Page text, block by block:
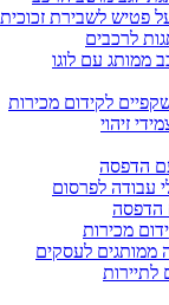
פטיש לשבירת
לרכבים
ממותג עם לוגו
לקידום מכירות
זיהוי
הדפסה
עבודה לפרסום
הדפסה
מכירות
ממותגים לעסקים
לתיירות